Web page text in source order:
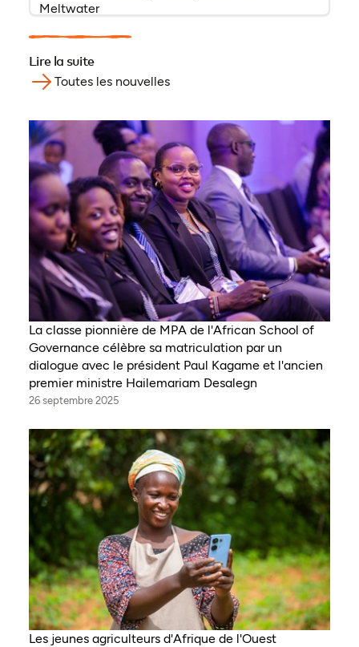
Meltwater
Lire la suite
Toutes les nouvelles
La classe pionnière de MPA de l'African School of
Governance célèbre sa matriculation par un
dialogue avec le président Paul Kagame et l'ancien
premier ministre Hailemariam Desalegn
26 septembre 2025
Les jeunes agriculteurs d'Afrique de l'Ouest